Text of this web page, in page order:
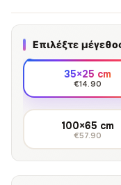
Επιλέξτε
35×25 cm
€14.90
100×65 cm
€57.90